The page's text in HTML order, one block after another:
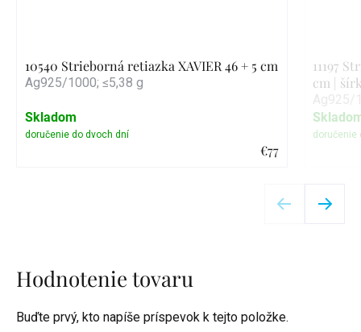
10540 Strieborná retiazka XAVIER 46 + 5 cm
Ag925/1000; ≤5,38 g
€77
Skladom
11197
cm |
Hodnotenie tovaru
Buďte prvý, kto napíše príspevok k tejto položke.